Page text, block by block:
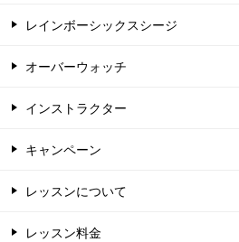
レインボーシックスシージ
オーバーウォッチ
インストラクター
キャンペーン
レッスンについて
レッスン料金